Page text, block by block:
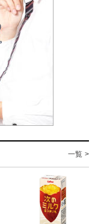
一覧 >